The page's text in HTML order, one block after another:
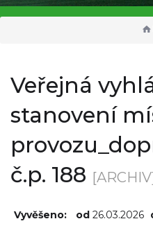
Veřejná
stanovení
č.p. 188
Vyvěšeno: od 26.03.2026